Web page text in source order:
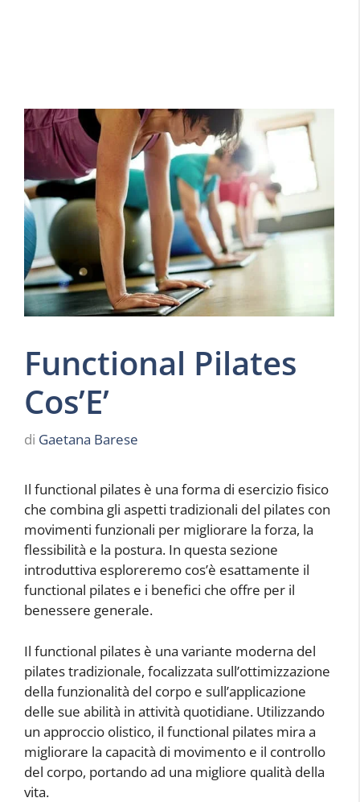
Functional Pilates
Cos’E’
di Gaetana Barese
Il functional pilates è una forma di esercizio fisico
che combina gli aspetti tradizionali del pilates con
movimenti funzionali per migliorare la forza, la
flessibilità e la postura. In questa sezione
introduttiva esploreremo cos’è esattamente il
functional pilates e i benefici che offre per il
benessere generale.
Il functional pilates è una variante moderna del
pilates tradizionale, focalizzata sull’ottimizzazione
della funzionalità del corpo e sull’applicazione
delle sue abilità in attività quotidiane. Utilizzando
un approccio olistico, il functional pilates mira a
migliorare la capacità di movimento e il controllo
del corpo, portando ad una migliore qualità della
vita.